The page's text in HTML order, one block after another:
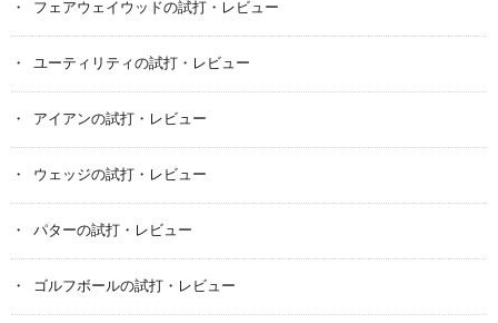
フェアウェイウッドの試打・レビュー
ユーティリティの試打・レビュー
アイアンの試打・レビュー
ウェッジの試打・レビュー
パターの試打・レビュー
ゴルフボールの試打・レビュー